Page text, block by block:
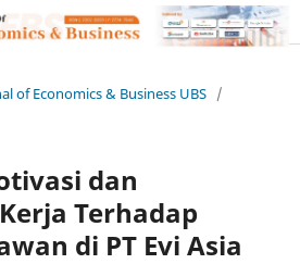
of Economics & Business UBS /
dan
Terhadap
di PT Evi Asia